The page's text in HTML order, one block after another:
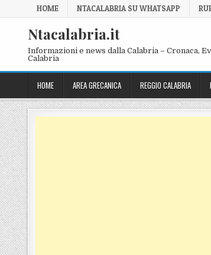
Skip to content
HOME NTACALABRIA SU WHATSAPP
Ntacalabria.it
Informazioni e news dalla Calabria – Cronaca,
Calabria
HOME AREA GRECANICA REGGIO CALABRIA